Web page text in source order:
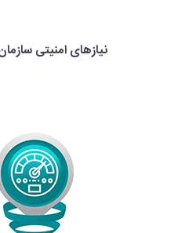
نیازهای امنیتی